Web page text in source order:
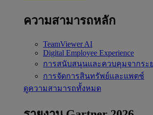
ความสามารถหลัก
TeamViewer AI
Digital Employee Experience
การสนับสนุนและควบคุมจากระ
การจัดการสินทรัพย์และแพตช์
ดูความสามารถทั้งหมด